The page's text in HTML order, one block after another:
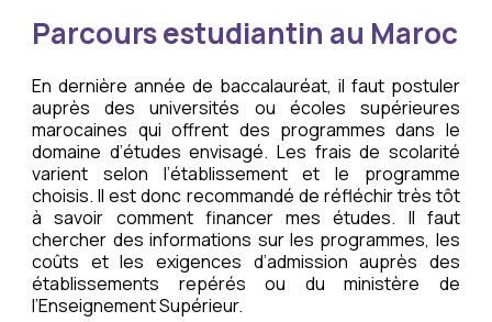
Parcours estudiantin au Maroc
En dernière année de baccalauréat, il faut postuler
auprès des universités ou écoles supérieures
marocaines qui offrent des programmes dans le
domaine d’études envisagé. Les frais de scolarité
varient selon l’établissement et le programme
choisis. Il est donc recommandé de réfléchir très tôt
à savoir comment financer mes études. Il faut
chercher des informations sur les programmes, les
coûts et les exigences d’admission auprès des
établissements repérés ou du ministère de
l’Enseignement Supérieur.